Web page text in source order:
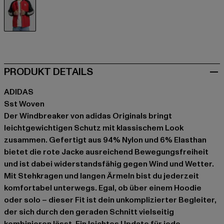
PRODUKT DETAILS
ADIDAS
Sst Woven
Der Windbreaker von adidas Originals bringt
leichtgewichtigen Schutz mit klassischem Look
zusammen. Gefertigt aus 94% Nylon und 6% Elasthan
bietet die rote Jacke ausreichend Bewegungsfreiheit
und ist dabei widerstandsfähig gegen Wind und Wetter.
Mit Stehkragen und langen Ärmeln bist du jederzeit
komfortabel unterwegs. Egal, ob über einem Hoodie
oder solo – dieser Fit ist dein unkomplizierter Begleiter,
der sich durch den geraden Schnitt vielseitig